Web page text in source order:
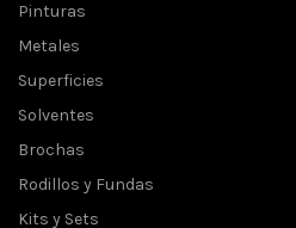
Pinturas
Metales
Superficies
Solventes
Brochas
Rodillos y Fundas
Kits y Sets